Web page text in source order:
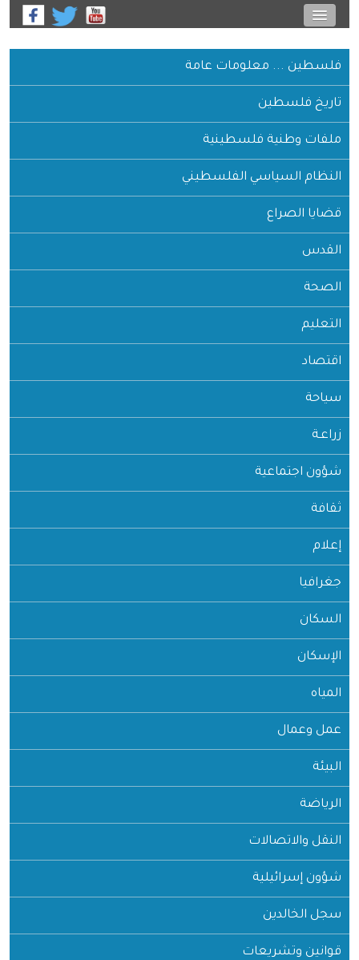
فلسطين ... معلومات عامة
تاريخ فلسطين
ملفات وطنية فلسطينية
النظام السياسي الفلسطيني
قضايا الصراع
القدس
الصحة
التعليم
اقتصاد
سياحة
زراعـة
شؤون اجتماعية
ثقافة
إعلام
جغرافيا
السكان
الإسكان
المياه
عمل وعمال
البيئة
الرياضة
النقل والاتصالات
شؤون إسرائيلية
سجل الخالدين
قوانين وتشريعات